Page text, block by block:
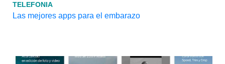
TELEFONIA
Las mejores apps para el embarazo